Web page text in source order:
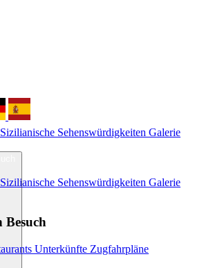
Sizilianische Sehenswürdigkeiten Galerie
Sizilianische Sehenswürdigkeiten Galerie
Besuch
Unterkünfte Zugfahrpläne